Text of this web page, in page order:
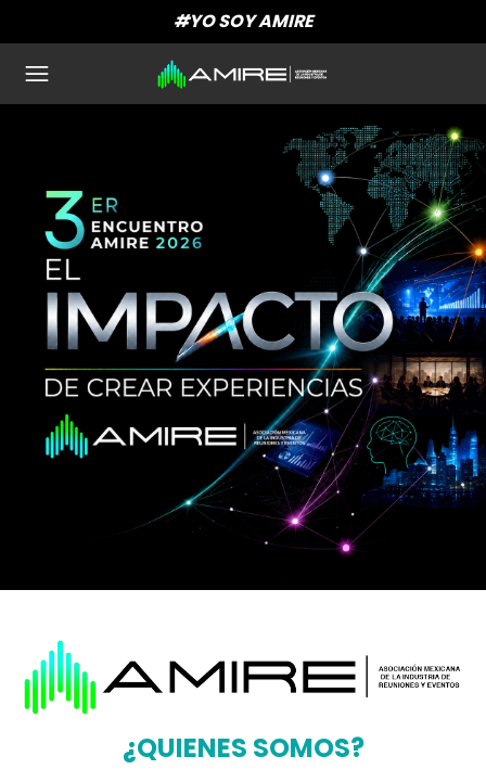
#YO SOY AMIRE
¿QUIENES SOMOS?